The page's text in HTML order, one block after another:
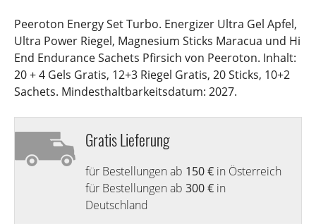
Peeroton Energy Set Turbo. Energizer Ultra Gel Apfel,
Ultra Power Riegel, Magnesium Sticks Maracua und Hi
End Endurance Sachets Pfirsich von Peeroton. Inhalt:
20 + 4 Gels Gratis, 12+3 Riegel Gratis, 20 Sticks, 10+2
Sachets. Mindesthaltbarkeitsdatum: 2027.
Gratis Lieferung
für Bestellungen ab 150 € in Österreich
für Bestellungen ab 300 € in
Deutschland